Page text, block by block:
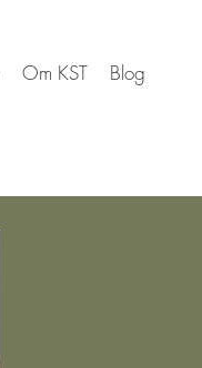
Om KST Blog